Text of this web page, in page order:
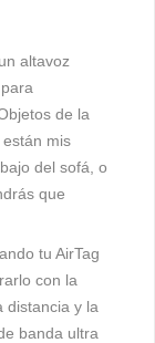
altavoz
de la
mis
del sofá, o
que
tu AirTag
con la
distancia y la
banda ultra